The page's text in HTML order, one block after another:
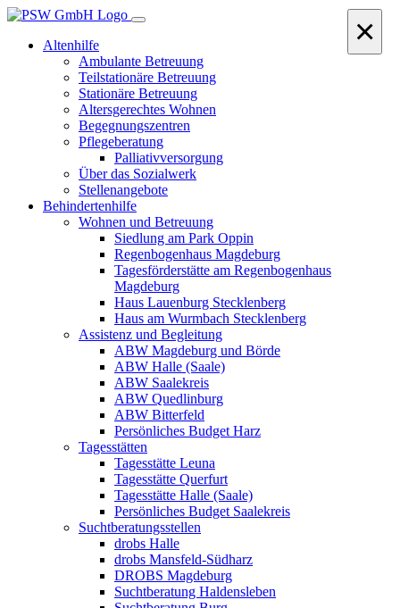
Altenhilfe
Ambulante Betreuung
Teilstationäre Betreuung
Stationäre Betreuung
Altersgerechtes Wohnen
Begegnungszentren
Pflegeberatung
Palliativversorgung
Über das Sozialwerk
Stellenangebote
Behindertenhilfe
Wohnen und Betreuung
Siedlung am Park Oppin
Regenbogenhaus Magdeburg
Tagesförderstätte am Regenbogenhaus
Magdeburg
Haus Lauenburg Stecklenberg
Haus am Wurmbach Stecklenberg
Assistenz und Begleitung
ABW Magdeburg und Börde
ABW Halle (Saale)
ABW Saalekreis
ABW Quedlinburg
ABW Bitterfeld
Persönliches Budget Harz
Tagesstätten
Tagesstätte Leuna
Tagesstätte Querfurt
Tagesstätte Halle (Saale)
Persönliches Budget Saalekreis
Suchtberatungsstellen
drobs Halle
drobs Mansfeld-Südharz
DROBS Magdeburg
Suchtberatung Haldensleben
×